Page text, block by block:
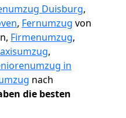
Duisburg,
, Fernumzug von
Firmenumzug,
,
in
nach
die besten